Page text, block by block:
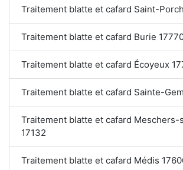
Traitement blatte et cafard Saint-
Traitement blatte et cafard Burie
Traitement blatte et cafard Écoyeux
Traitement blatte et cafard Sainte-
Traitement blatte et cafard Meschers-
17132
Traitement blatte et cafard Médis